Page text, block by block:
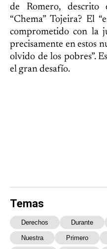
de Romero,
“Chema” Tojeira? El
comprometido con la
precisamente en estos
olvido de los pobres”.
el gran desafío.
Temas
Derechos Durante
Nuestra Primero